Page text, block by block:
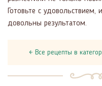
Готовьте с удовольствием,
довольны результатом.
← Все рецепты в